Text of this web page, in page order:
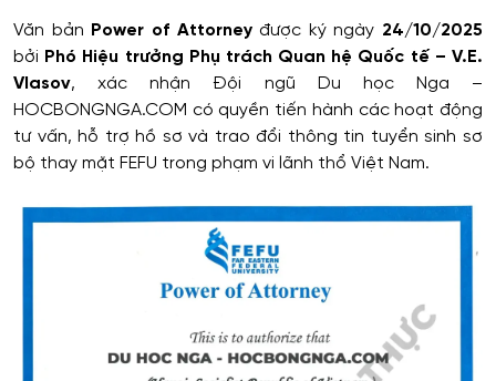
Văn bản Power of Attorneyđược ký ngày 24/10/2025
bởi Phó Hiệu trưởng Phụ trách Quan hệ Quốc tế – V.E.
Vlasov, xác nhận Đội ngũ Du học Nga –
HOCBONGNGA.COM có quyền tiến hành các hoạt động
tư vấn, hỗ trợ hồ sơ và trao đổi thông tin tuyển sinh sơ
bộ thay mặt FEFU trong phạm vi lãnh thổ Việt Nam.